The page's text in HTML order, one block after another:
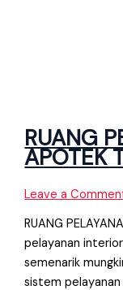
RUANG
APOTEK
Leave a
RUANG
pelayanan
semenarik
sistem